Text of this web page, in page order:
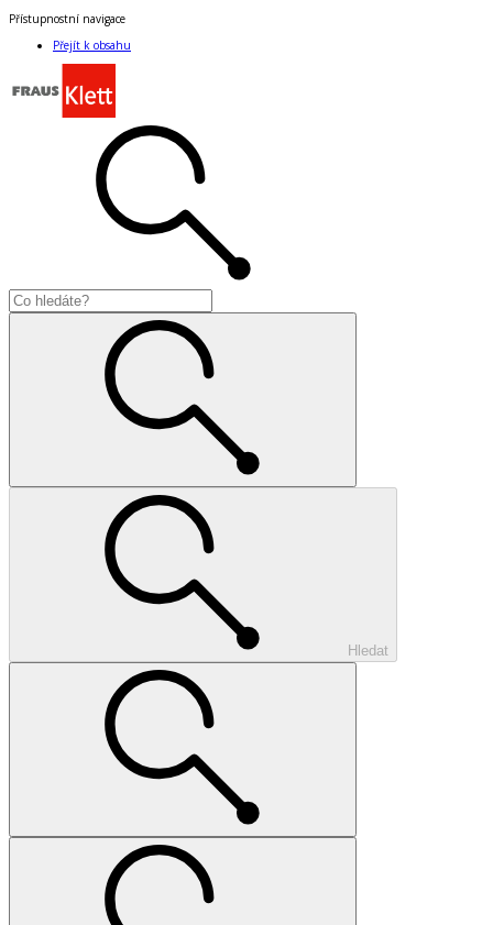
Přístupnostní navigace
Přejít k obsahu
Hledat